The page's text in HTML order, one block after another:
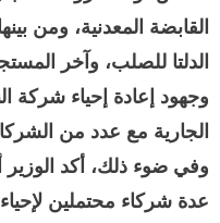
القابضة المعدنية، ومن
الدلتا للصلب، وآخر
وجهود إعادة إحياء شركة
الجارية مع عدد من
وفي ضوء ذلك، أكد
عدة شركاء محتملين